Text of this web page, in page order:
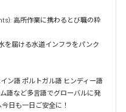
高所作業に携わるとび職の粋
を届ける水道インフラをパンク
ン語 ポルトガル語 ヒンディー語
語など多言語でグローバルに発
日も一日ご安全に！